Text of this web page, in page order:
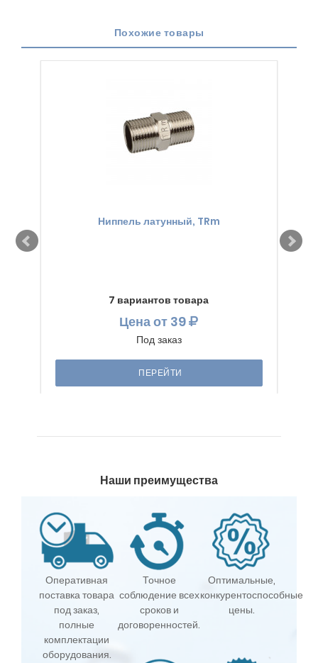
Похожие товары
Ниппель латунный, TRm
7 вариантов товара
Ценаот 39
Под заказ
ПЕРЕЙТИ
Наши преимущества
Оперативная
поставка товара
под заказ,
полные
комплектации
оборудования.
Точное
соблюдение всех
сроков и
договоренностей.
Оптимальные,
конкурентоспособные
цены.